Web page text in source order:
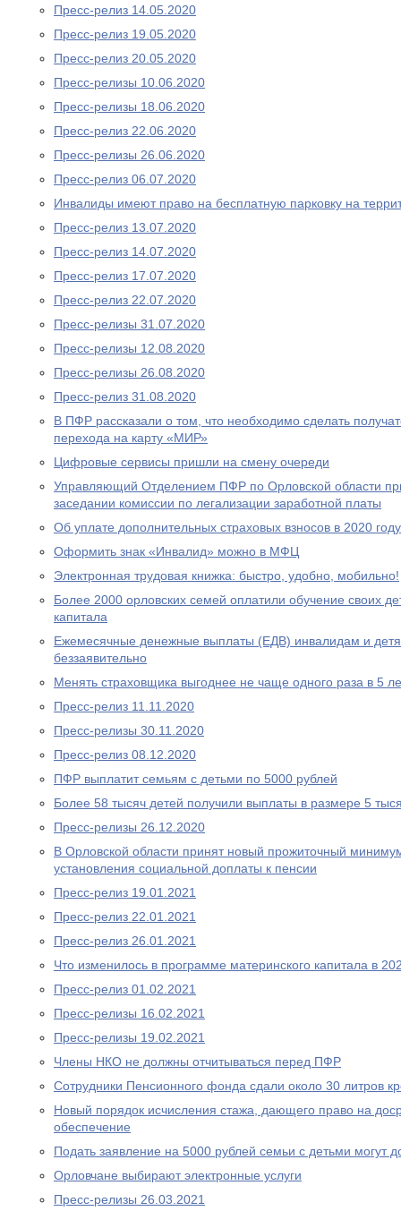
Пресс-релиз 14.05.2020
Пресс-релиз 19.05.2020
Пресс-релиз 20.05.2020
Пресс-релизы 10.06.2020
Пресс-релизы 18.06.2020
Пресс-релиз 22.06.2020
Пресс-релизы 26.06.2020
Пресс-релиз 06.07.2020
Инвалиды имеют право на бесплатную парковку на
Пресс-релиз 13.07.2020
Пресс-релиз 14.07.2020
Пресс-релиз 17.07.2020
Пресс-релиз 22.07.2020
Пресс-релизы 31.07.2020
Пресс-релизы 12.08.2020
Пресс-релизы 26.08.2020
Пресс-релиз 31.08.2020
В ПФР рассказали о том, что необходимо сделать
перехода на карту «МИР»
Цифровые сервисы пришли на смену очереди
Управляющий Отделением ПФР по Орловской области
заседании комиссии по легализации заработной платы
Об уплате дополнительных страховых взносов в 2020 году
Оформить знак «Инвалид» можно в МФЦ
Электронная трудовая книжка: быстро, удобно, мобильно!
Более 2000 орловских семей оплатили обучение своих
капитала
Ежемесячные денежные выплаты (ЕДВ) инвалидам и
беззаявительно
Менять страховщика выгоднее не чаще одного раза в 5
Пресс-релиз 11.11.2020
Пресс-релизы 30.11.2020
Пресс-релиз 08.12.2020
ПФР выплатит семьям с детьми по 5000 рублей
Более 58 тысяч детей получили выплаты в размере 5
Пресс-релизы 26.12.2020
В Орловской области принят новый прожиточный
установления социальной доплаты к пенсии
Пресс-релиз 19.01.2021
Пресс-релиз 22.01.2021
Пресс-релиз 26.01.2021
Что изменилось в программе материнского капитала в
Пресс-релиз 01.02.2021
Пресс-релизы 16.02.2021
Пресс-релизы 19.02.2021
Члены НКО не должны отчитываться перед ПФР
Сотрудники Пенсионного фонда сдали около 30 литров
Новый порядок исчисления стажа, дающего право на
обеспечение
Подать заявление на 5000 рублей семьи с детьми могут
Орловчане выбирают электронные услуги
Пресс-релизы 26.03.2021